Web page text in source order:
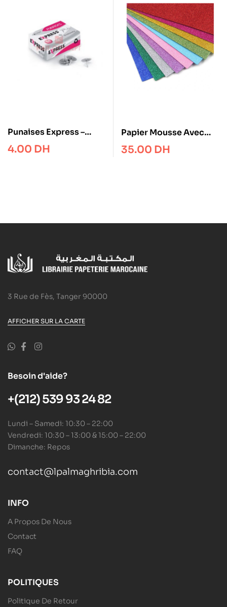
Punaises Express –
Chromés
4.00 DH
Papier Mousse Avec
Paillettes A4
35.00 DH
3 Rue de Fès, Tanger 90000
AFFICHER SUR LA CARTE
Besoin d'aide?
+(212) 539 93 24 82
Lundi – Samedi: 10:30 – 22:00
Vendredi: 10:30 – 13:00 & 15:00 – 22:00
Dimanche: Repos
contact@lpalmaghribia.com
INFO
A Propos De Nous
Contact
FAQ
POLITIQUES
Politique De Retour